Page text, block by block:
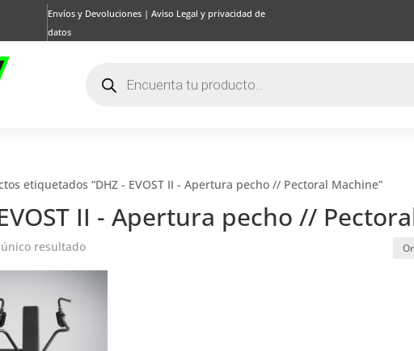
Envíos y Devoluciones| Aviso Legal y privacidad de
datos
productos
etiquetados “DHZ - EVOST II - Apertura pecho // Pectoral Machine”
II - Apertura pecho //
resultado